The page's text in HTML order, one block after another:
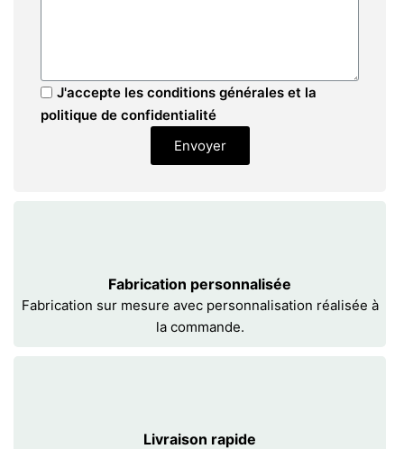
J'accepte les conditions générales et la
politique de confidentialité
Envoyer
Fabrication personnalisée
Fabrication sur mesure avec personnalisation réalisée à
la commande.
Livraison rapide